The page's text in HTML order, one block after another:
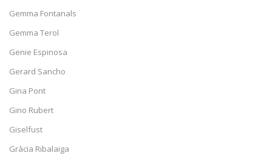
Gemma Fontanals
Gemma Terol
Genie Espinosa
Gerard Sancho
Gina Pont
Gino Rubert
Giselfust
Gràcia Ribalaiga